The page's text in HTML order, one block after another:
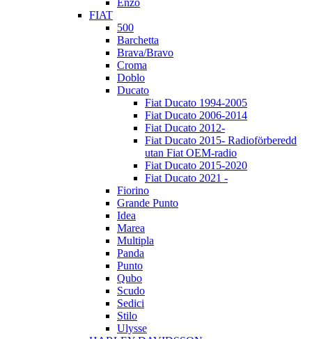
FIAT
500
Barchetta
Brava/Bravo
Croma
Doblo
Ducato
Fiat Ducato 1994-2005
Fiat Ducato 2006-2014
Fiat Ducato 2012-
Fiat Ducato 2015- Radioförberedd
utan Fiat OEM-radio
Fiat Ducato 2015-2020
Fiat Ducato 2021 -
Fiorino
Grande Punto
Idea
Marea
Multipla
Panda
Punto
Qubo
Scudo
Sedici
Stilo
Ulysse